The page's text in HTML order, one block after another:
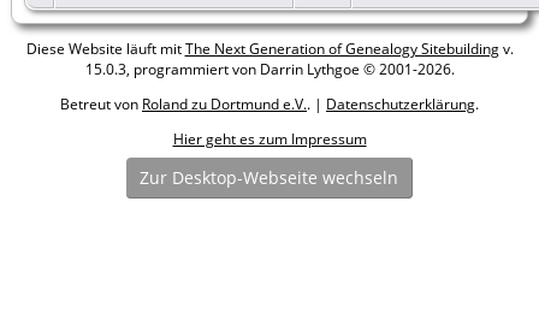
Diese Website läuft mitThe Next Generation of Genealogy Sitebuildingv.
15.0.3, programmiert von Darrin Lythgoe © 2001-2026.
Betreut von Roland zu Dortmund e.V.. | Datenschutzerklärung.
Hier geht es zum Impressum
Zur Desktop-Webseite wechseln